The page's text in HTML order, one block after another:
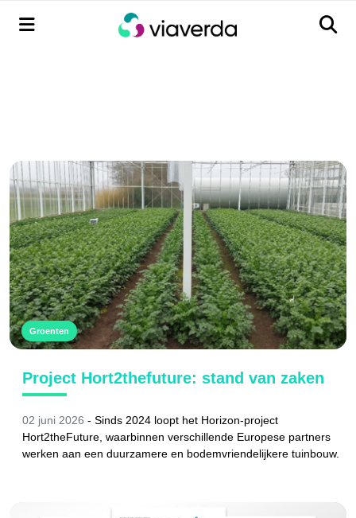
Menu Menu
Groenten
Project Hort2thefuture: stand van zaken
02 juni 2026 - Sinds 2024 loopt het Horizon-project
Hort2theFuture, waarbinnen verschillende Europese partners
werken aan een duurzamere en bodemvriendelijkere tuinbouw.